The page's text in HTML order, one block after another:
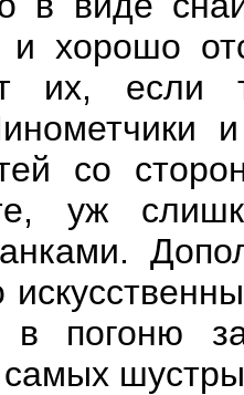
хорошо
их, если
со
уж
в погоню